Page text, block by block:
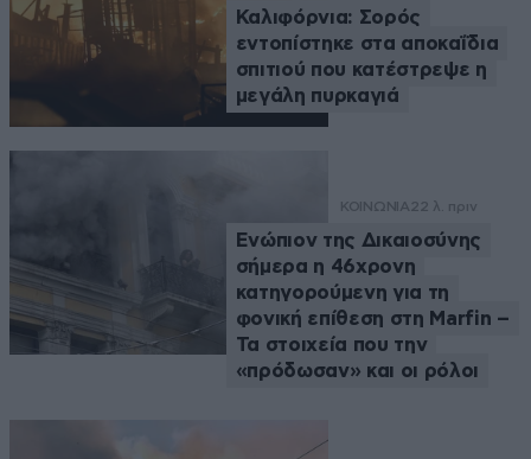
Καλιφόρνια: Σορός
εντοπίστηκε στα αποκαΐδια
σπιτιού που κατέστρεψε η
μεγάλη πυρκαγιά
ΚΟΙΝΩΝΙΑ 22 λ. πριν
Ενώπιον της Δικαιοσύνης
σήμερα η 46χρονη
κατηγορούμενη για τη
φονική επίθεση στη Marfin –
Τα στοιχεία που την
«πρόδωσαν» και οι ρόλοι